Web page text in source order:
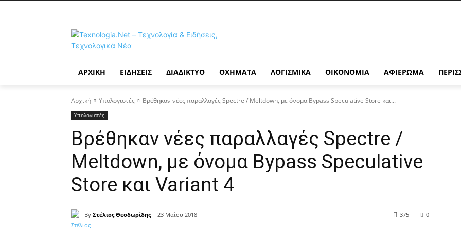
ΑΡΧΙΚΉ ΕΙΔΉΣΕΙΣ ΔΙΑΔΊΚΤΥΟ ΟΧΉΜΑΤΑ ΛΟΓΙΣΜΙΚΆ ΟΙΚΟΝΟΜΊΑ ΑΦΙΈΡΩΜΑ
Αρχική Υπολογιστές Βρέθηκαν νέες παραλλαγές Spectre / Meltdown, με όνομα Bypass Speculative Store και...
Υπολογιστές
Βρέθηκαν νέες παραλλαγές Spectre /
Meltdown, με όνομα Bypass Speculative
Store και Variant 4
By Στέλιος Θεοδωρίδης 23 Μαΐου 2018 0
375